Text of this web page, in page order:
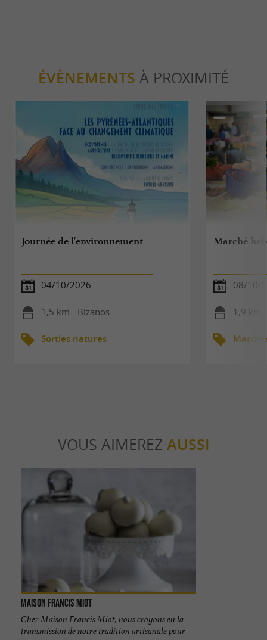
ÉVÈNEMENTS À PROXIMITÉ
Journée de l'environnement
04/10/2026
1,5 km - Bizanos
Sorties natures
Marché
08/10/
1,9 km
VOUS AIMEREZ AUSSI
Maison Francis Miot
Chez Maison Francis Miot, nous croyons en la
transmission de notre tradition artisanale pour